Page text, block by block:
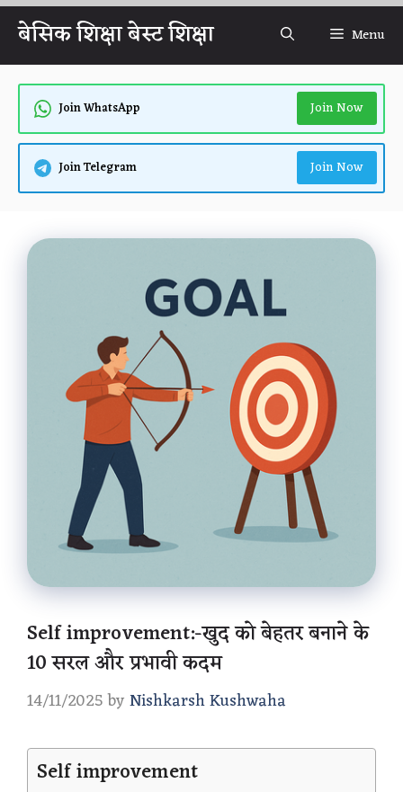
Skip
content
बेसिक शिक्षा बेस्ट शिक्षा Menu
Join WhatsApp Join Now
Join Telegram Join Now
Self improvement:-खुद को बेहतर बनाने के
10 सरल और प्रभावी कदम
14/11/2025 byNishkarsh Kushwaha
Self improvement